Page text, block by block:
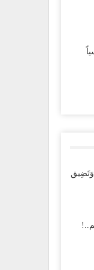
أزمة
وَتَضِيق